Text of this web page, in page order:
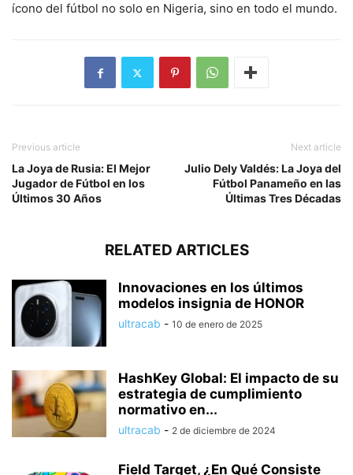
ícono del fútbol no solo en Nigeria, sino en todo el mundo.
Previous article
La Joya de Rusia: El Mejor
Jugador de Fútbol en los
Últimos 30 Años
Next article
Julio Dely Valdés: La Joya del
Fútbol Panameño en las
Últimas Tres Décadas
RELATED ARTICLES
Innovaciones en los últimos
modelos insignia de HONOR
ultracab - 10 de enero de 2025
HashKey Global: El impacto de su
estrategia de cumplimiento
normativo en...
ultracab - 2 de diciembre de 2024
Field Target, ¿En Qué Consiste